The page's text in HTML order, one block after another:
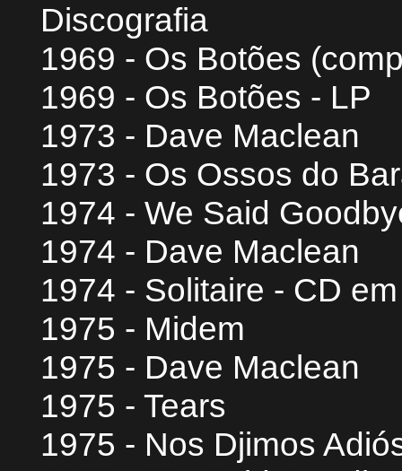
Discografia
1969 - Os Botões
1969 - Os Botões - LP
1973 - Dave Maclean
1973 - Os Ossos do
1974 - We Said
1974 - Dave Maclean
1974 - Solitaire - CD
1975 - Midem
1975 - Dave Maclean
1975 - Tears
1975 - Nos Djimos